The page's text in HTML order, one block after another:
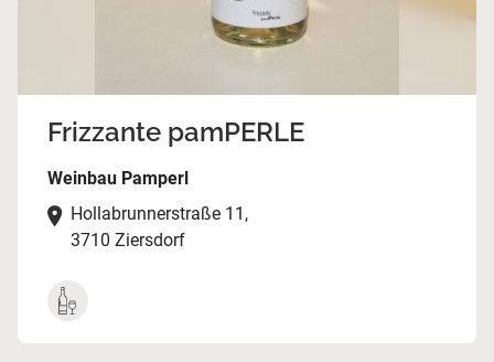
Frizzante pamPERLE
Weinbau Pamperl
Hollabrunnerstraße 11,
3710 Ziersdorf